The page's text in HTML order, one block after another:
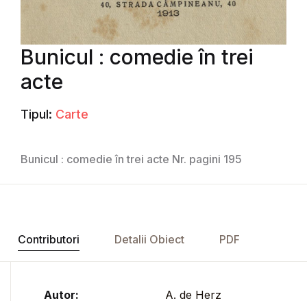
Bunicul : comedie în trei
acte
Tipul: Carte
Bunicul : comedie în trei acte Nr. pagini 195
Contributori Detalii Obiect PDF
Autor: A. de Herz